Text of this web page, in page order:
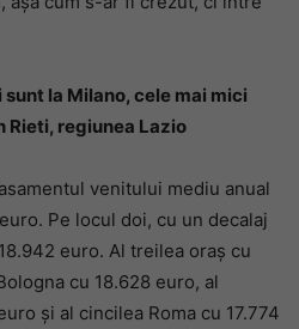
la Milano, cele mai mici
Rieti, regiunea Lazio
venitului mediu anual
Pe locul doi, cu un decalaj
euro. Al treilea oraș cu
cu 18.628 euro, al
și al cincilea Roma cu 17.774